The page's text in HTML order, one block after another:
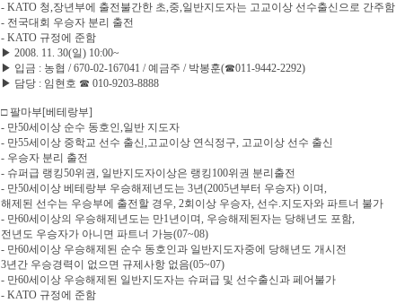
- KATO 청,장년부에 출전불간한 초,중,일반지도자는 고교이상 선수출신으로 간주함
- 전국대회 우승자 분리 출전
- KATO 규정에 준함
▶ 2008. 11. 30(일) 10:00~
▶ 입금 : 농협 / 670-02-167041 / 예금주 / 박봉훈(☎011-9442-2292)
▶ 담당 : 임현호 ☎ 010-9203-8888
□ 팔마부[베테랑부]
- 만50세이상 순수 동호인,일반 지도자
- 만55세이상 중학교 선수 출신,고교이상 연식정구, 고교이상 선수 출신
- 우승자 분리 출전
- 슈퍼급 랭킹50위권, 일반지도자이상은 랭킹100위권 분리출전
- 만50세이상 베테랑부 우승해제년도는 3년(2005년부터 우승자) 이며,
해제된 선수는 우승부에 출전할 경우, 2회이상 우승자, 선수.지도자와 파트너 불가
- 만60세이상의 우승해제년도는 만1년이며, 우승해제된자는 당해년도 포함,
전년도 우승자가 아니면 파트너 가능(07~08)
- 만60세이상 우승해제된 순수 동호인과 일반지도자중에 당해년도 개시전
3년간 우승경력이 없으면 규제사항 없음(05~07)
- 만60세이상 우승해제된 일반지도자는 슈퍼급 및 선수출신과 페어불가
- KATO 규정에 준함